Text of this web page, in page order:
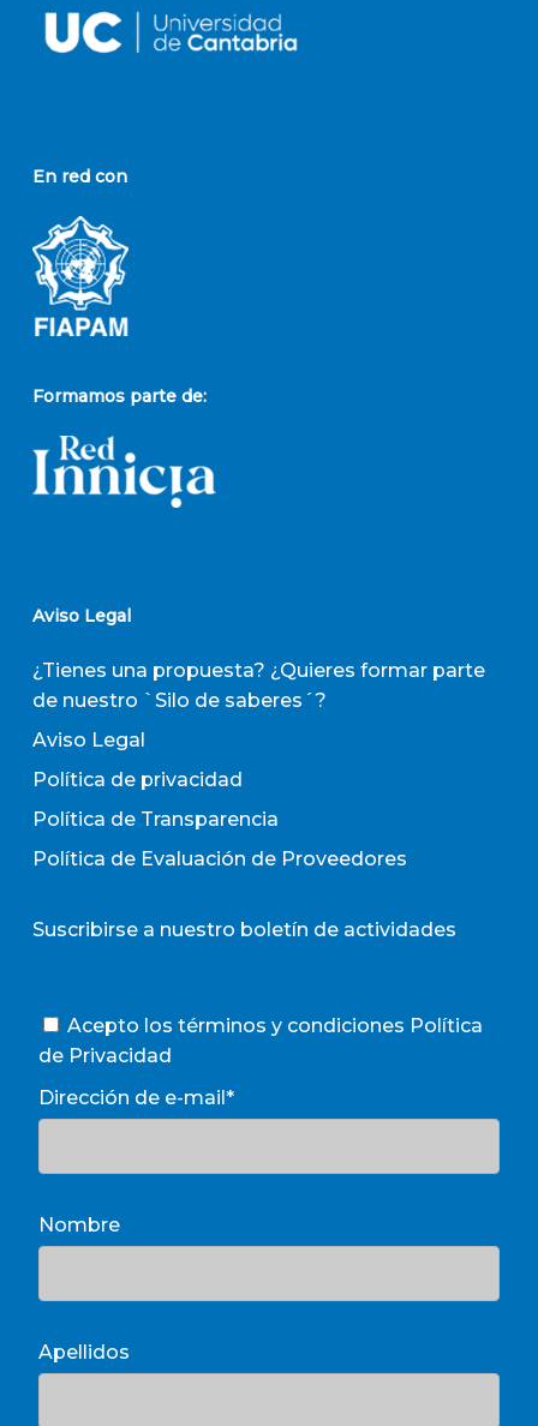
En red con
Formamos parte de:
Aviso Legal
¿Tienes una propuesta? ¿Quieres formar parte
de nuestro `Silo de saberes´?
Aviso Legal
Política de privacidad
Política de Transparencia
Política de Evaluación de Proveedores
Suscribirse a nuestro boletín de actividades
Acepto los términos y condiciones Política
de Privacidad
Dirección de e-mail*
Nombre
Apellidos